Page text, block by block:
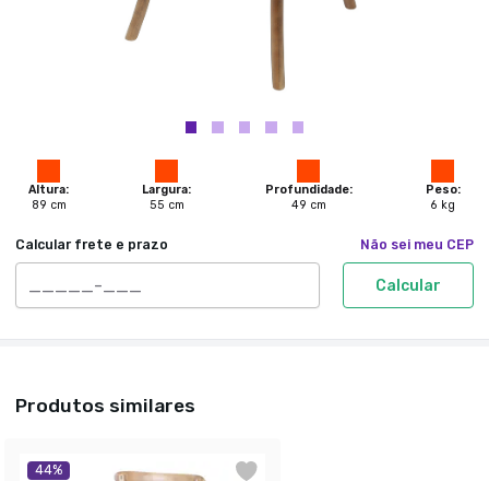
Altura:
89 cm
Largura:
55 cm
Profundidade:
49 cm
Peso:
6 kg
Calcular frete e prazo Não sei meu CEP
Calcular
Produtos similares
44%